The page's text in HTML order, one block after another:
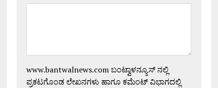
www.bantwalnews.com ಬಂಟ್ವಾಳನ್ಯೂಸ್ ನಲ್ಲಿ
ಪ್ರಕಟಗೊಂಡ ಲೇಖನಗಳು ಹಾಗೂ ಕಮೆಂಟ್ ವಿಭಾಗದಲ್ಲಿ